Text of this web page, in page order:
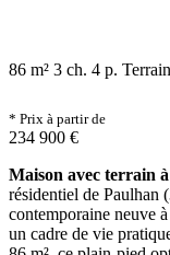
86 m² 3 ch. 4 p.
* Prix à partir de
234 900 €
Maison avec terrain
résidentiel de Paulhan
contemporaine neuve
un cadre de vie